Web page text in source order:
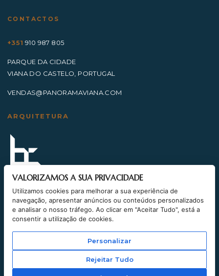
CONTACTOS
+351 910 987 805
PARQUE DA CIDADE
VIANA DO CASTELO, PORTUGAL
VENDAS@PANORAMAVIANA.COM
ARQUITETURA
ENGENHARIA
VALORIZAMOS A SUA PRIVACIDADE
Utilizamos cookies para melhorar a sua experiência de
navegação, apresentar anúncios ou conteúdos personalizados
e analisar o nosso tráfego. Ao clicar em "Aceitar Tudo", está a
consentir a utilização de cookies.
Personalizar
Rejeitar Tudo